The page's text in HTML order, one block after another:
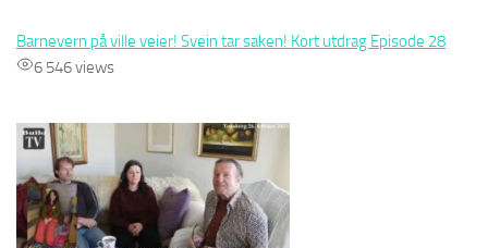
Barnevern på ville veier! Svein tar saken! Kort utdrag Episode 28
6 546 views